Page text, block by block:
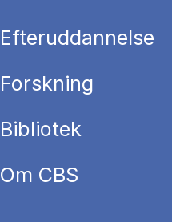
Efteruddannelse
Forskning
Bibliotek
Om CBS